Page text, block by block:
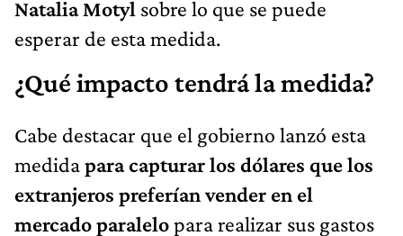
Natalia Motyl sobre lo que se puede
esperar de esta medida.
¿Qué impacto tendrá la medida?
Cabe destacar que el gobierno lanzó esta
medidapara capturar los dólares que los
extranjeros preferían vender en el
mercado paralelopara realizar sus gastos